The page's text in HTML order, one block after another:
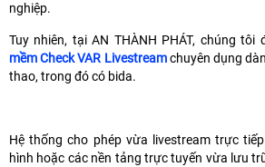
nghiệp.
Tuy nhiên, tại AN THÀNH PHÁT, chúng tôi
mềm Check VAR Livestreamchuyên dụng
thao, trong đó có bida.
Hệ thống cho phép vừa livestream trực
hình hoặc các nền tảng trực tuyến vừa lưu